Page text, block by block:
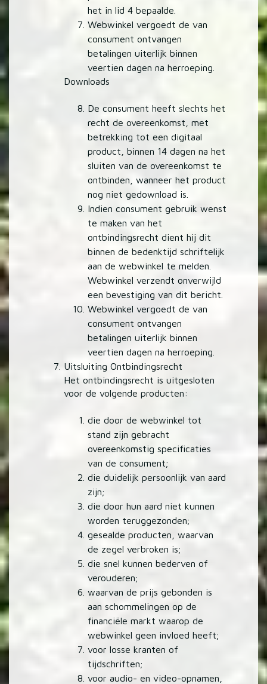
het in lid 4 bepaalde.
Webwinkel vergoedt de van
consument ontvangen
betalingen uiterlijk binnen
veertien dagen na herroeping.
Downloads
De consument heeft slechts het
recht de overeenkomst, met
betrekking tot een digitaal
product, binnen 14 dagen na het
sluiten van de overeenkomst te
ontbinden, wanneer het product
nog niet gedownload is.
Indien consument gebruik wenst
te maken van het
ontbindingsrecht dient hij dit
binnen de bedenktijd schriftelijk
aan de webwinkel te melden.
Webwinkel verzendt onverwijld
een bevestiging van dit bericht.
Webwinkel vergoedt de van
consument ontvangen
betalingen uiterlijk binnen
veertien dagen na herroeping.
Uitsluiting Ontbindingsrecht
Het ontbindingsrecht is uitgesloten
voor de volgende producten:
die door de webwinkel tot
stand zijn gebracht
overeenkomstig specificaties
van de consument;
die duidelijk persoonlijk van aard
zijn;
die door hun aard niet kunnen
worden teruggezonden;
gesealde producten, waarvan
de zegel verbroken is;
die snel kunnen bederven of
verouderen;
waarvan de prijs gebonden is
aan schommelingen op de
financiële markt waarop de
webwinkel geen invloed heeft;
voor losse kranten of
tijdschriften;
voor audio- en video-opnamen,